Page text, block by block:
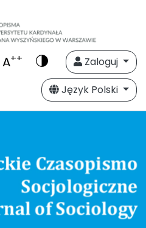
A++
Zaloguj
Język Polski